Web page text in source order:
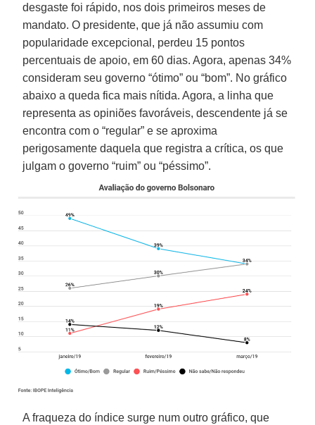
desgaste foi rápido, nos dois primeiros meses de
mandato. O presidente, que já não assumiu com
popularidade excepcional, perdeu 15 pontos
percentuais de apoio, em 60 dias. Agora, apenas 34%
consideram seu governo “ótimo” ou “bom”. No gráfico
abaixo a queda fica mais nítida. Agora, a linha que
representa as opiniões favoráveis, descendente já se
encontra com o “regular” e se aproxima
perigosamente daquela que registra a crítica, os que
julgam o governo “ruim” ou “péssimo”.
A fraqueza do índice surge num outro gráfico, que